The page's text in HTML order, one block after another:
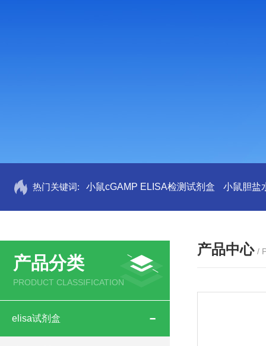
热门关键词: 小鼠cGAMP ELISA检测试剂盒 小鼠胆盐
产品分类
PRODUCT CLASSIFICATION
elisa试剂盒
产品中心 /